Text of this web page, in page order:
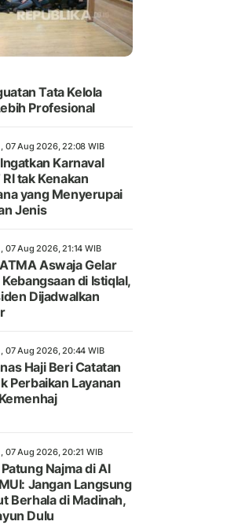
Tata Kelola
Profesional
07 Aug 2026, 22:08 WIB
Karnaval
RI tak Kenakan
yang Menyerupai
Jenis
07 Aug 2026, 21:14 WIB
Aswaja Gelar
di Istiqlal,
Dijadwalkan
07 Aug 2026, 20:44 WIB
Haji Beri Catatan
Perbaikan Layanan
07 Aug 2026, 20:21 WIB
Najma di Al
Jangan Langsung
Berhala di Madinah,
Dulu